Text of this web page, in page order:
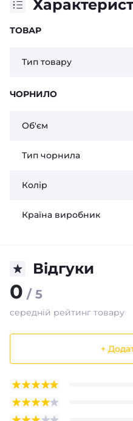
ТОВАР
Тип товару
ЧОРНИЛО
Об'єм
Тип чорнила
Колір
Країна виробник
Відгуки
0 / 5
середній рейтинг товару
+